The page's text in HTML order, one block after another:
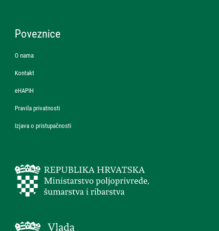
Poveznice
O nama
Kontakt
eHAPIH
Pravila privatnosti
Izjava o pristupačnosti